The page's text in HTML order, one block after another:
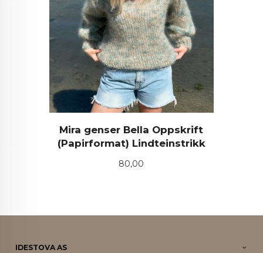
Mira genser Bella Oppskrift
(Papirformat) Lindteinstrikk
Pris
80,00
IDESTOVA AS